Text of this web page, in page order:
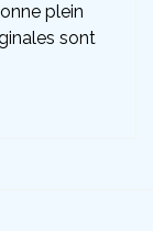
plein
sont